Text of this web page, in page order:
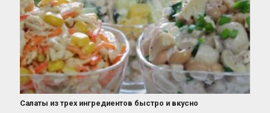
Салаты из трех ингредиентов быстро и вкусно